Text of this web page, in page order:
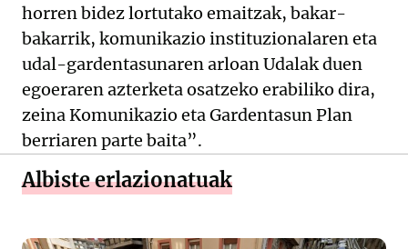
horren bidez lortutako emaitzak, bakar-
bakarrik, komunikazio instituzionalaren eta
udal-gardentasunaren arloan Udalak duen
egoeraren azterketa osatzeko erabiliko dira,
zeina Komunikazio eta Gardentasun Plan
berriaren parte baita”.
Albiste erlazionatuak